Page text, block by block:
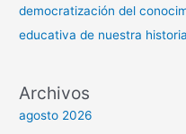
democratización del
educativa de nuestra historia
Archivos
agosto 2026